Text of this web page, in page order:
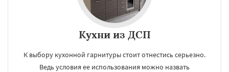
Кухни из ДСП
К выбору кухонной гарнитуры стоит отнестись серьезно.
Ведь условия ее использования можно назвать